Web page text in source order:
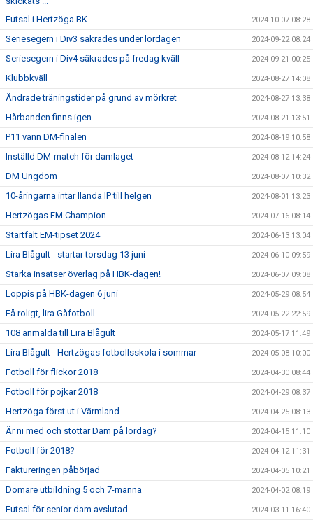
Futsal i Hertzöga BK 2024-10-07 08:28
Seriesegern i Div3 säkrades under lördagen 2024-09-22 08:24
Seriesegern i Div4 säkrades på fredag kväll 2024-09-21 00:25
Klubbkväll 2024-08-27 14:08
Ändrade träningstider på grund av mörkret 2024-08-27 13:38
Hårbanden finns igen 2024-08-21 13:51
P11 vann DM-finalen 2024-08-19 10:58
Inställd DM-match för damlaget 2024-08-12 14:24
DM Ungdom 2024-08-07 10:32
10-åringarna intar Ilanda IP till helgen 2024-08-01 13:23
Hertzögas EM Champion 2024-07-16 08:14
Startfält EM-tipset 2024 2024-06-13 13:04
Lira Blågult - startar torsdag 13 juni 2024-06-10 09:59
Starka insatser överlag på HBK-dagen! 2024-06-07 09:08
Loppis på HBK-dagen 6 juni 2024-05-29 08:54
Få roligt, lira Gåfotboll 2024-05-22 22:59
108 anmälda till Lira Blågult 2024-05-17 11:49
Lira Blågult - Hertzögas fotbollsskola i sommar 2024-05-08 10:00
Fotboll för flickor 2018 2024-04-30 08:44
Fotboll för pojkar 2018 2024-04-29 08:37
Hertzöga först ut i Värmland 2024-04-25 08:13
Är ni med och stöttar Dam på lördag? 2024-04-15 11:10
Fotboll för 2018? 2024-04-12 11:31
Faktureringen påbörjad 2024-04-05 10:21
Domare utbildning 5 och 7-manna 2024-04-02 08:19
Futsal för senior dam avslutad. 2024-03-11 16:40